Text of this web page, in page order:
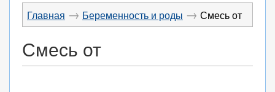
Главная → Беременность и роды → Смесь от
Смесь от